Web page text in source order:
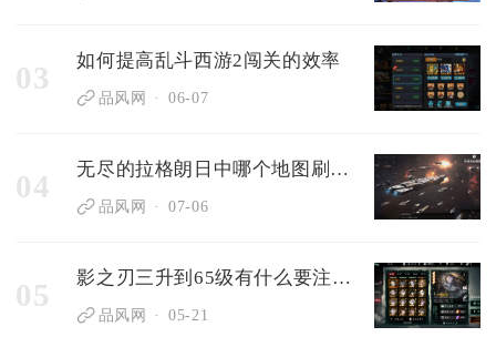
03 如何提高乱斗西游2闯关的效率
品风网 06-07
04 无尽的拉格朗日中哪个地图刷怪效果好
品风网 07-06
05 影之刃三升到65级有什么要注意的事项
品风网 05-21